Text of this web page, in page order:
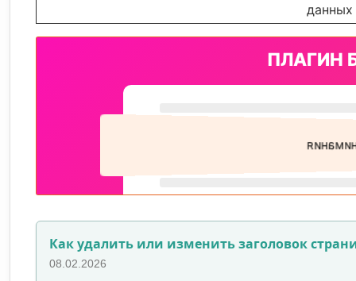
данных
Как удалить или изменить заголовок
08.02.2026